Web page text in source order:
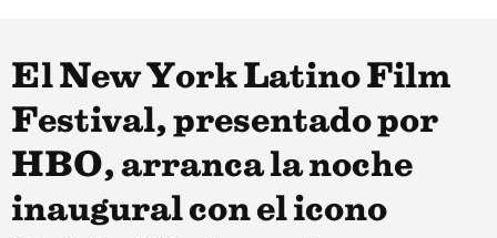
El New York Latino Film
Festival, presentado por
HBO, arranca la noche
inaugural con el icono